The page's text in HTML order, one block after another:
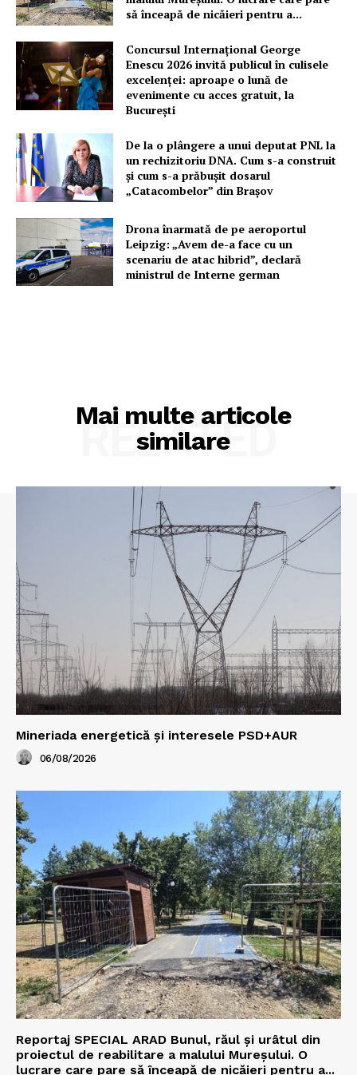
Un proiect
FREEDOM HOUSE ROMÂNIA
PRESShub
Despre noi / Echipa
Rețea
Contact
să înceapă de nicăieri pentru a...
Concursul Internațional George
Enescu 2026 invită publicul în culisele
excelenței: aproape o lună de
evenimente cu acces gratuit, la
București
De la o plângere a unui deputat PNL la
un rechizitoriu DNA. Cum s-a construit
și cum s-a prăbușit dosarul
„Catacombelor” din Brașov
Drona înarmată de pe aeroportul
Leipzig: „Avem de-a face cu un
scenariu de atac hibrid”, declară
ministrul de Interne german
Mai multe articole
similare
RELATED
Mineriada energetică și interesele PSD+AUR
06/08/2026
Reportaj SPECIAL ARAD Bunul, răul și urâtul din
proiectul de reabilitare a malului Mureșului. O
lucrare care pare să înceapă de nicăieri pentru a...